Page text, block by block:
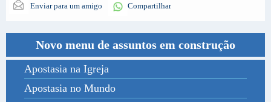
Enviar para um amigo Compartilhar
Novo menu de assuntos em construção
Apostasia na Igreja
Apostasia no Mundo